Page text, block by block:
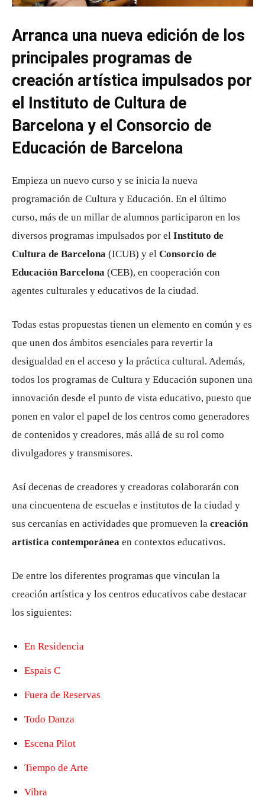
Arranca una nueva edición de los
principales programas de
creación artística impulsados ​​por
el Instituto de Cultura de
Barcelona y el Consorcio de
Educación de Barcelona
Empieza un nuevo curso y se inicia la nueva
programación de Cultura y Educación. En el último
curso, más de un millar de alumnos participaron en los
diversos programas impulsados ​​por el Instituto de
Cultura de Barcelona (ICUB) y el Consorcio de
Educación Barcelona (CEB), en cooperación con
agentes culturales y educativos de la ciudad.
Todas estas propuestas tienen un elemento en común y es
que unen dos ámbitos esenciales para revertir la
desigualdad en el acceso y la práctica cultural. Además,
todos los programas de Cultura y Educación suponen una
innovación desde el punto de vista educativo, puesto que
ponen en valor el papel de los centros como generadores
de contenidos y creadores, más allá de su rol como
divulgadores y transmisores.
Así decenas de creadores y creadoras colaborarán con
una cincuentena de escuelas e institutos de la ciudad y
sus cercanías en actividades que promueven la creación
artística contemporánea en contextos educativos.
De entre los diferentes programas que vinculan la
creación artística y los centros educativos cabe destacar
los siguientes:
En Residencia
Espais C
Fuera de Reservas
Todo Danza
Escena Pilot
Tiempo de Arte
Vibra